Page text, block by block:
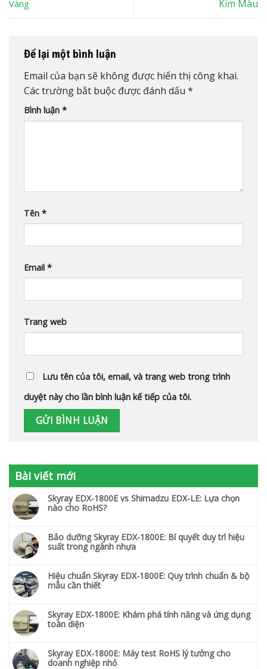
Vàng
Kim Màu
Để lại một bình luận
Email của bạn sẽ không được hiển thị công khai.
Các trường bắt buộc được đánh dấu *
Bình luận *
Tên *
Email *
Trang web
Lưu tên của tôi, email, và trang web trong trình
duyệt này cho lần bình luận kế tiếp của tôi.
Bài viết mới
Skyray EDX-1800E vs Shimadzu EDX-LE: Lựa chọn
nào cho RoHS?
Bảo dưỡng Skyray EDX-1800E: Bí quyết duy trì hiệu
suất trong ngành nhựa
Hiệu chuẩn Skyray EDX-1800E: Quy trình chuẩn & bộ
mẫu cần thiết
Skyray EDX-1800E: Khám phá tính năng và ứng dụng
toàn diện
Skyray EDX-1800E: Máy test RoHS lý tưởng cho
doanh nghiệp nhỏ